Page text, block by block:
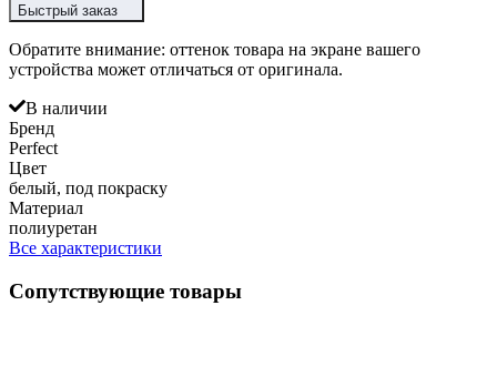
Быстрый заказ
Обратите внимание: оттенок товара на экране вашего
устройства может отличаться от оригинала.
В наличии
Бренд
Perfect
Цвет
белый, под покраску
Материал
полиуретан
Все характеристики
Сопутствующие товары